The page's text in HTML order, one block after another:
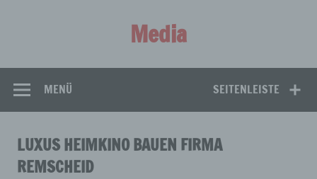
Media
SEITENLEISTE
MENÜ
LUXUS HEIMKINO BAUEN FIRMA
REMSCHEID